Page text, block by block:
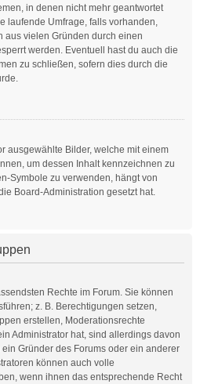
in denen nicht mehr geantwortet
laufende Umfrage, falls vorhanden,
aus vielen Gründen durch einen
werden. Eventuell hast du auch die
zu schließen, sofern dies durch die
ausgewählte Bilder, welche mit einem
um dessen Inhalt kennzeichnen zu
Symbole zu verwenden, hängt von
Board-Administration gesetzt hat.
Rechte im Forum. Sie können
z. B. Berechtigungen setzen,
erstellen, Moderationsrechte
Administrator hat, sind allerdings davon
Gründer des Forums oder ein anderer
können auch volle
wenn ihnen das entsprechende Recht